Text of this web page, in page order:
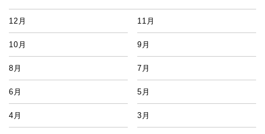
12月 11月
10月 9月
8月 7月
6月 5月
4月 3月